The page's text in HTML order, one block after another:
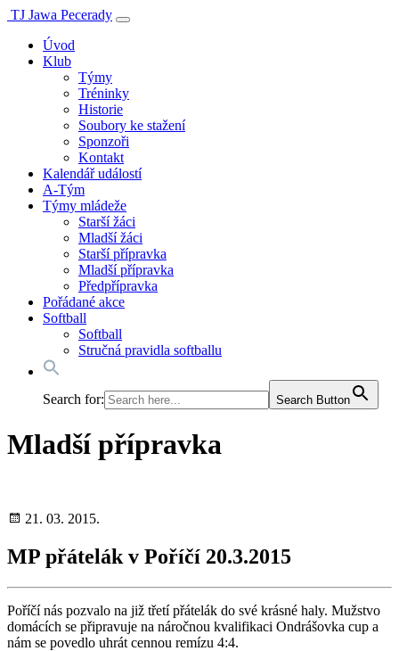
TJ Jawa Pecerady
Úvod
Klub
Týmy
Tréninky
Historie
Soubory ke stažení
Sponzoři
Kontakt
Kalendář událostí
A-Tým
Týmy mládeže
Starší žáci
Mladší žáci
Starší přípravka
Mladší přípravka
Předpřípravka
Pořádané akce
Softball
Softball
Stručná pravidla softballu
Search for: Search Button
Mladší přípravka
21. 03. 2015.
MP přátelák v Poříčí 20.3.2015
Poříčí nás pozvalo na již třetí přátelák do své krásné haly. Mužstvo
domácích se připravuje na náročnou kvalifikaci Ondrášovka cup a
nám se povedlo uhrát cennou remízu 4:4.